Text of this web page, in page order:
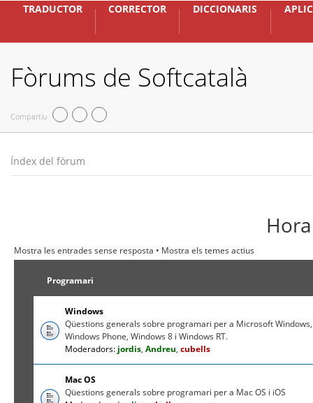
TRADUCTOR CORRECTOR DICCIONARIS
Fòrums de Softcatalà
Compartiu
Índex del fòrum
Mostra les entrades sense resposta • Mostra els temes actius
Programari
Windows
Qüestions generals sobre programari per a Microsoft Windows,
Windows Phone, Windows 8 i Windows RT.
Moderadors: jordis,Andreu,cubells
Mac OS
Qüestions generals sobre programari per a Mac OS i iOS